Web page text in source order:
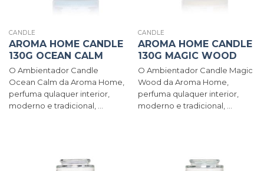
CANDLE
AROMA HOME CANDLE
130G OCEAN CALM
O Ambientador Candle
Ocean Calm da Aroma Home,
perfuma qulaquer interior,
moderno e tradicional, ...
CANDLE
AROMA HOME CANDLE
130G MAGIC WOOD
O Ambientador Candle Magic
Wood da Aroma Home,
perfuma qulaquer interior,
moderno e tradicional, ...